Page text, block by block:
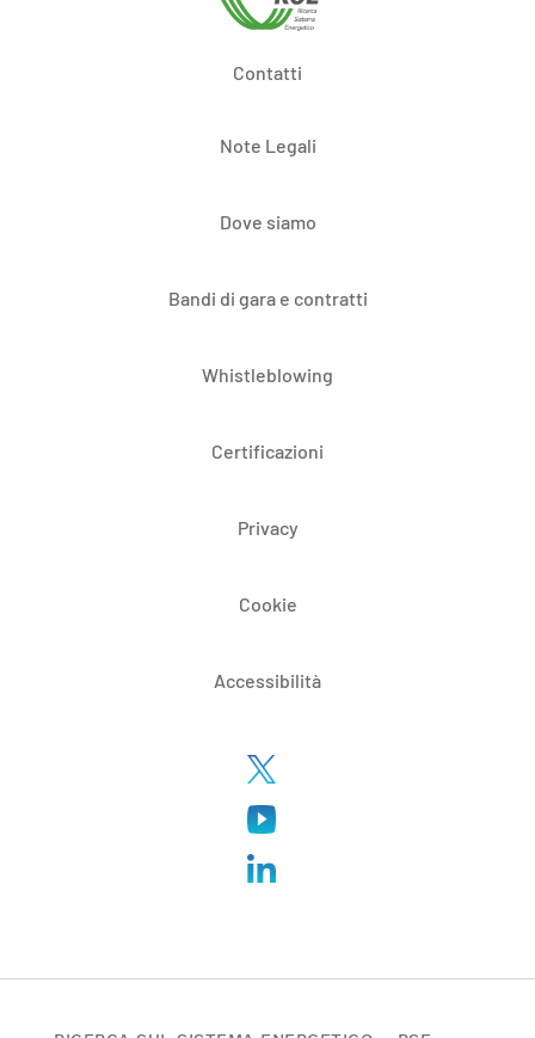
Contatti
Note Legali
Dove siamo
Bandi di gara e contratti
Whistleblowing
Certificazioni
Privacy
Cookie
Accessibilità